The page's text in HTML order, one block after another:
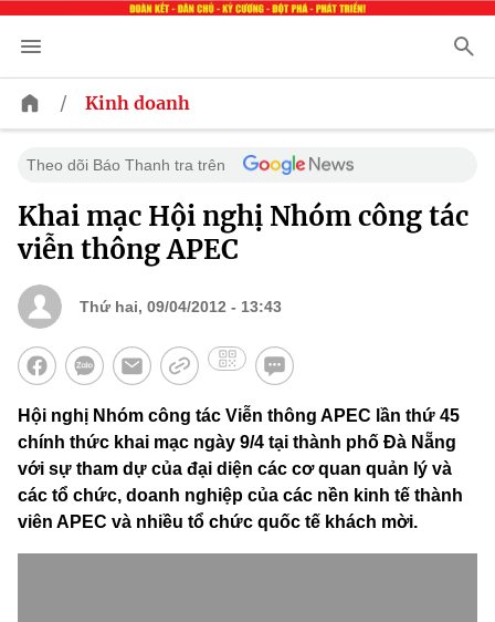
/ Kinh doanh
Theo dõi Báo Thanh tra trên
Khai mạc Hội nghị Nhóm công tác
viễn thông APEC
Thứ hai, 09/04/2012 - 13:43
Hội nghị Nhóm công tác Viễn thông APEC lần thứ 45
chính thức khai mạc ngày 9/4 tại thành phố Đà Nẵng
với sự tham dự của đại diện các cơ quan quản lý và
các tổ chức, doanh nghiệp của các nền kinh tế thành
viên APEC và nhiều tổ chức quốc tế khách mời.